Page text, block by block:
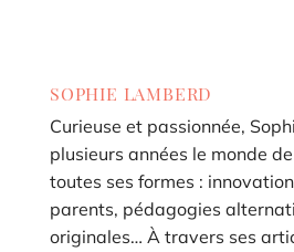
SOPHIE LAMBERD
Curieuse et passionnée,
plusieurs années le monde
toutes ses formes :
parents, pédagogies
originales… À travers ses